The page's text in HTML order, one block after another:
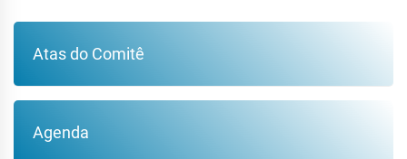
Atas do Comitê
Agenda